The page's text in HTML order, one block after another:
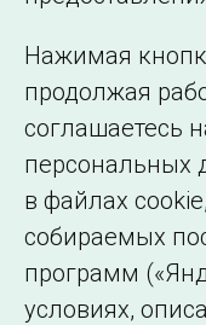
Нажимая
продолжая
соглашаетесь
персональных
в файлах
собираемых
программ
условиях,